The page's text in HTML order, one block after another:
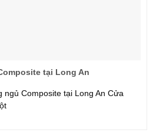
tại Long An
ngủ Composite tại Long An Cửa